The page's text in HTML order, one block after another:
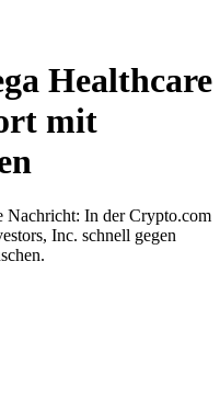
Healthcare
mit
Nachricht: In der Crypto.com
Inc. schnell gegen